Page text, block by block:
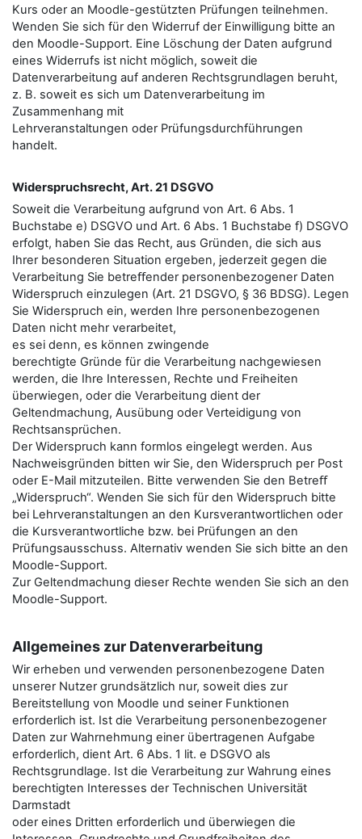
Kurs oder an Moodle-gestützten Prüfungen teilnehmen.
Wenden Sie sich für den Widerruf der Einwilligung bitte an
den Moodle-Support. Eine Löschung der Daten aufgrund
eines Widerrufs ist nicht möglich, soweit die
Datenverarbeitung auf anderen Rechtsgrundlagen beruht,
z. B. soweit es sich um Datenverarbeitung im
Zusammenhang mit
Lehrveranstaltungen oder Prüfungsdurchführungen
handelt.
Widerspruchsrecht, Art. 21 DSGVO
Soweit die Verarbeitung aufgrund von Art. 6 Abs. 1
Buchstabe e) DSGVO und Art. 6 Abs. 1 Buchstabe f) DSGVO
erfolgt, haben Sie das Recht, aus Gründen, die sich aus
Ihrer besonderen Situation ergeben, jederzeit gegen die
Verarbeitung Sie betreﬀender personenbezogener Daten
Widerspruch einzulegen (Art. 21 DSGVO, § 36 BDSG). Legen
Sie Widerspruch ein, werden Ihre personenbezogenen
Daten nicht mehr verarbeitet,
es sei denn, es können zwingende
berechtigte Gründe für die Verarbeitung nachgewiesen
werden, die Ihre Interessen, Rechte und Freiheiten
überwiegen, oder die Verarbeitung dient der
Geltendmachung, Ausübung oder Verteidigung von
Rechtsansprüchen.
Der Widerspruch kann formlos eingelegt werden. Aus
Nachweisgründen bitten wir Sie, den Widerspruch per Post
oder E-Mail mitzuteilen. Bitte verwenden Sie den Betreﬀ
„Widerspruch“. Wenden Sie sich für den Widerspruch bitte
bei Lehrveranstaltungen an den Kursverantwortlichen oder
die Kursverantwortliche bzw. bei Prüfungen an den
Prüfungsausschuss. Alternativ wenden Sie sich bitte an den
Moodle-Support.
Zur Geltendmachung dieser Rechte wenden Sie sich an den
Moodle-Support.
Allgemeines zur Datenverarbeitung
Wir erheben und verwenden personenbezogene Daten
unserer Nutzer grundsätzlich nur, soweit dies zur
Bereitstellung von Moodle und seiner Funktionen
erforderlich ist. Ist die Verarbeitung personenbezogener
Daten zur Wahrnehmung einer übertragenen Aufgabe
erforderlich, dient Art. 6 Abs. 1 lit. e DSGVO als
Rechtsgrundlage. Ist die Verarbeitung zur Wahrung eines
berechtigten Interesses der Technischen Universität
Darmstadt
oder eines Dritten erforderlich und überwiegen die